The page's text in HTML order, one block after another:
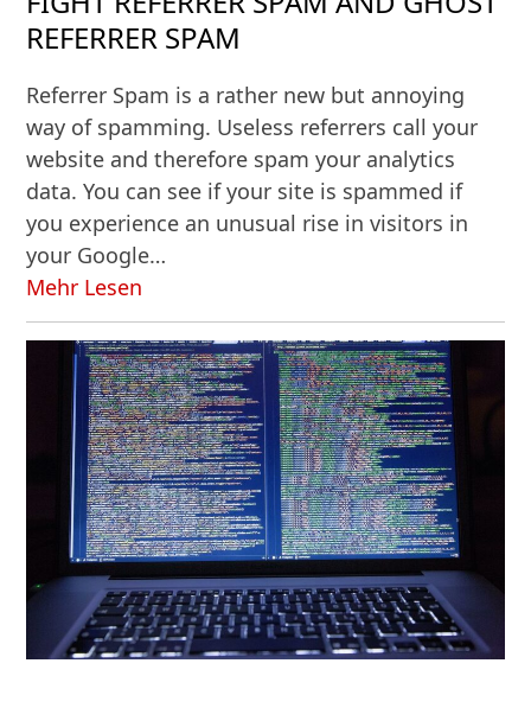
REFERRER SPAM
Referrer Spam is a rather new but annoying
way of spamming. Useless referrers call your
website and therefore spam your analytics
data. You can see if your site is spammed if
you experience an unusual rise in visitors in
your Google…
Mehr Lesen